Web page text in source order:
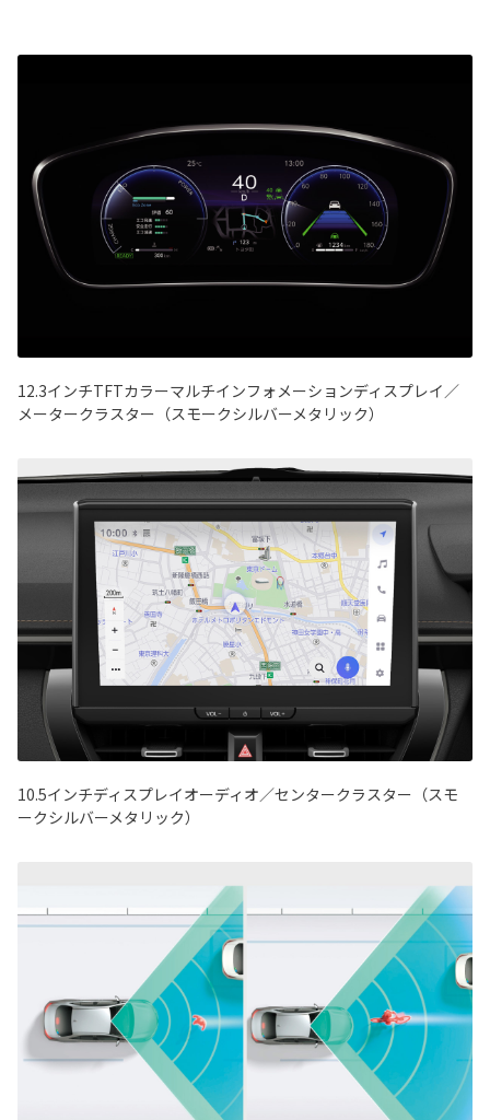
12.3インチTFTカラーマルチインフォメーションディスプレイ／
メータークラスター（スモークシルバーメタリック）
10.5インチディスプレイオーディオ／センタークラスター（スモ
ークシルバーメタリック）